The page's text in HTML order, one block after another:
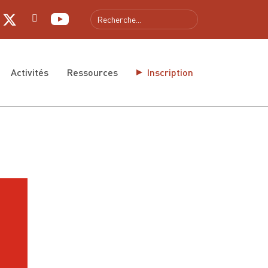
Activités Ressources Inscription